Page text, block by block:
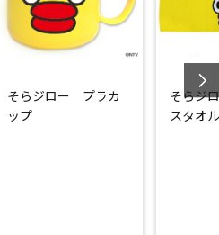
そらジロー プラカ
ップ
そらジ
スタオ